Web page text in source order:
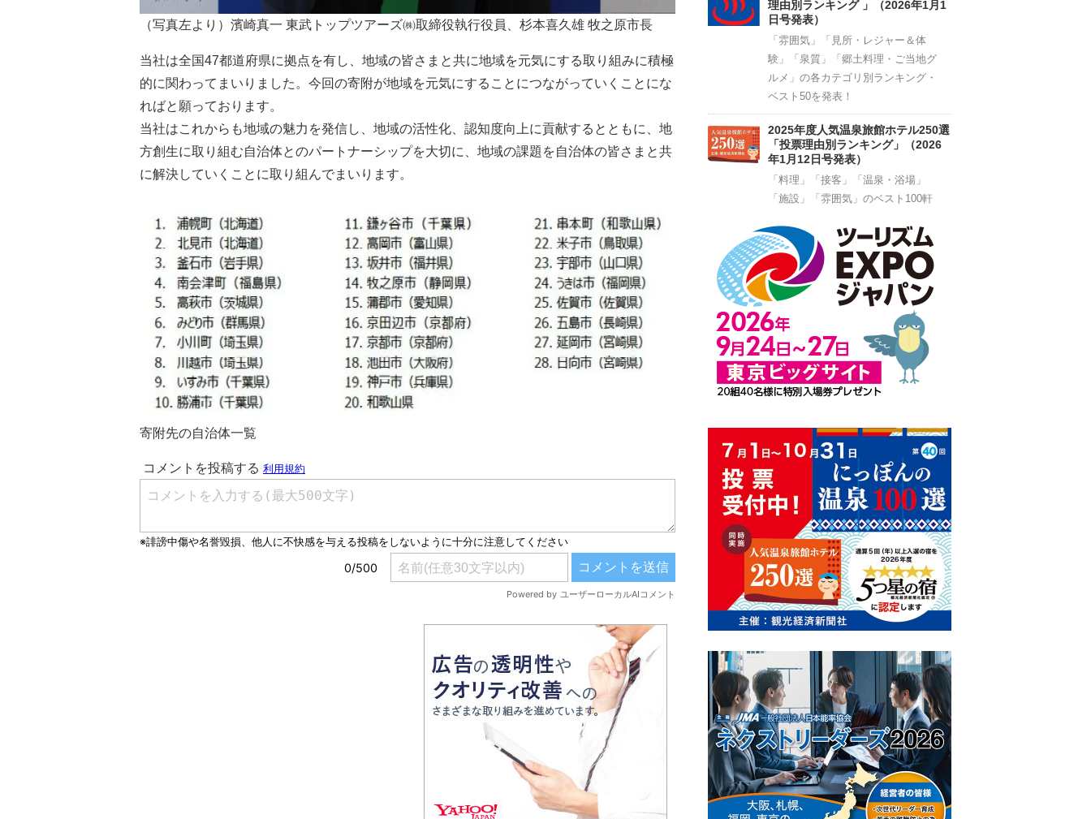
（写真左より）濱崎真一 東武トップツアーズ㈱取締役執行役員、杉本喜久雄 牧之原市長
当社は全国47都道府県に拠点を有し、地域の皆さまと共に地域を元気にする取り組みに積極
的に関わってまいりました。今回の寄附が地域を元気にすることにつながっていくことにな
ればと願っております。
当社はこれからも地域の魅力を発信し、地域の活性化、認知度向上に貢献するとともに、地
方創生に取り組む自治体とのパートナーシップを大切に、地域の課題を自治体の皆さまと共
に解決していくことに取り組んでまいります。
寄附先の自治体一覧
理由別ランキング 」（2026年1月1
日号発表）
「雰囲気」「見所・レジャー＆体
験」「泉質」「郷土料理・ご当地グ
ルメ」の各カテゴリ別ランキング・
ベスト50を発表！
2025年度人気温泉旅館ホテル250選
「投票理由別ランキング」（2026
年1月12日号発表）
「料理」「接客」「温泉・浴場」
「施設」「雰囲気」のベスト100軒